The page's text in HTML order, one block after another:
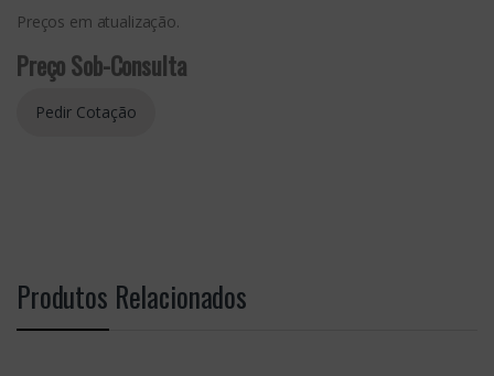
Preços em atualização.
Preço Sob-Consulta
Produtos Relacionados